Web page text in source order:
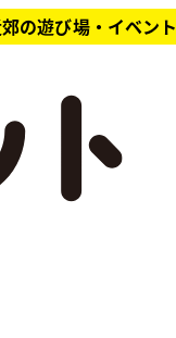
の遊び場・イベン